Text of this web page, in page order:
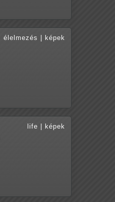
élelmezés képek
life képek